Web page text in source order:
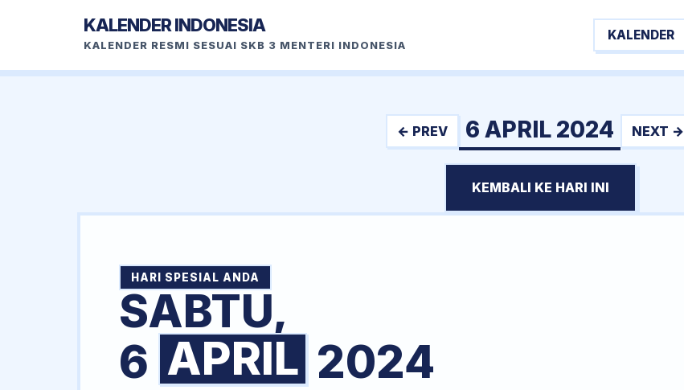
KALENDER INDONESIA
KALENDER RESMI SESUAI SKB 3 MENTERI INDONESIA
KALENDER
← PREV 6 APRIL 2024 NEXT →
KEMBALI KE HARI INI
HARI SPESIAL ANDA
SABTU,
6 APRIL 2024